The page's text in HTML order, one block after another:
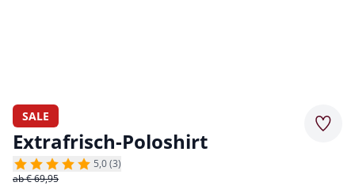
SALE
Extrafrisch-Poloshirt
5,0 (3)
ab € 69,95